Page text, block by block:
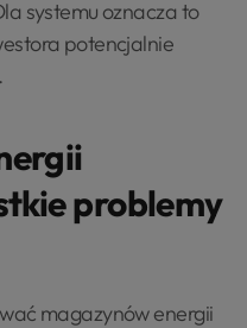
systemu oznacza to
potencjalnie
problemy
magazynów energii